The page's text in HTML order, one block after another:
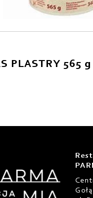
PLASTRY 565 g